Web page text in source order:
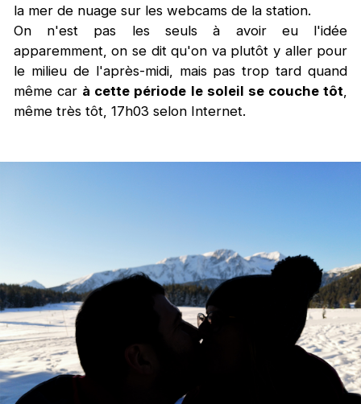
la mer de nuage sur les webcams de la station.
On n'est pas les seuls à avoir eu l'idée
apparemment, on se dit qu'on va plutôt y aller pour
le milieu de l'après-midi, mais pas trop tard quand
même car à cette période le soleil se couche tôt,
même très tôt, 17h03 selon Internet.